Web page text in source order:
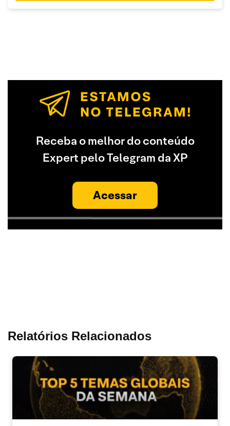
Receba o melhor do conteúdo
Expert pelo Telegram da XP
Acessar
Relatórios Relacionados